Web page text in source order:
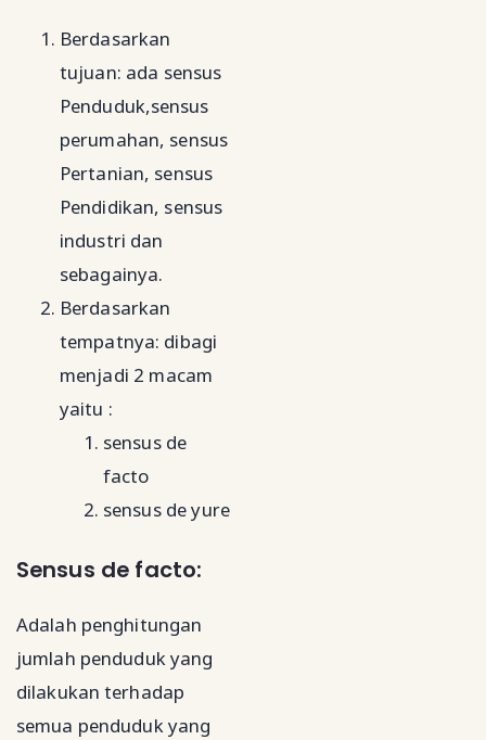
Berdasarkan
tujuan: ada sensus
Penduduk,sensus
perumahan, sensus
Pertanian, sensus
Pendidikan, sensus
industri dan
sebagainya.
Berdasarkan
tempatnya: dibagi
menjadi 2 macam
yaitu :
sensus de
facto
sensus de yure
Sensus de facto:
Adalah penghitungan
jumlah penduduk yang
dilakukan terhadap
semua penduduk yang